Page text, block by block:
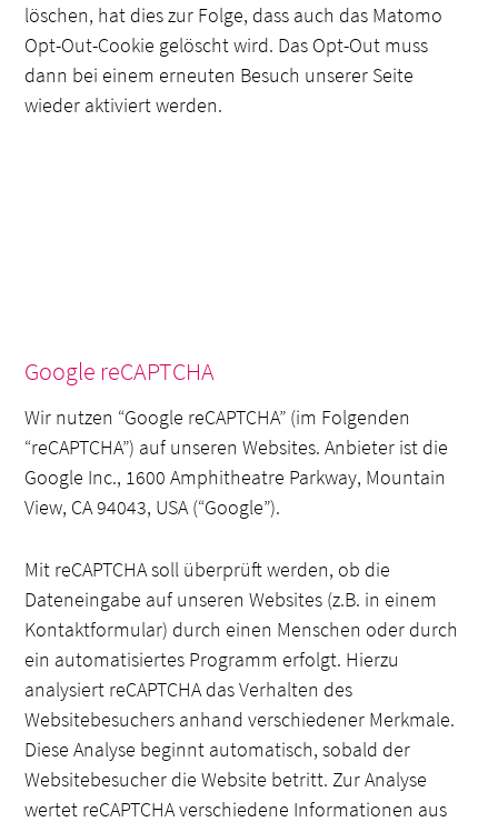
löschen, hat dies zur Folge, dass auch das Matomo
Opt-Out-Cookie gelöscht wird. Das Opt-Out muss
dann bei einem erneuten Besuch unserer Seite
wieder aktiviert werden.
Google reCAPTCHA
Wir nutzen “Google reCAPTCHA” (im Folgenden
“reCAPTCHA”) auf unseren Websites. Anbieter ist die
Google Inc., 1600 Amphitheatre Parkway, Mountain
View, CA 94043, USA (“Google”).
Mit reCAPTCHA soll überprüft werden, ob die
Dateneingabe auf unseren Websites (z.B. in einem
Kontaktformular) durch einen Menschen oder durch
ein automatisiertes Programm erfolgt. Hierzu
analysiert reCAPTCHA das Verhalten des
Websitebesuchers anhand verschiedener Merkmale.
Diese Analyse beginnt automatisch, sobald der
Websitebesucher die Website betritt. Zur Analyse
wertet reCAPTCHA verschiedene Informationen aus